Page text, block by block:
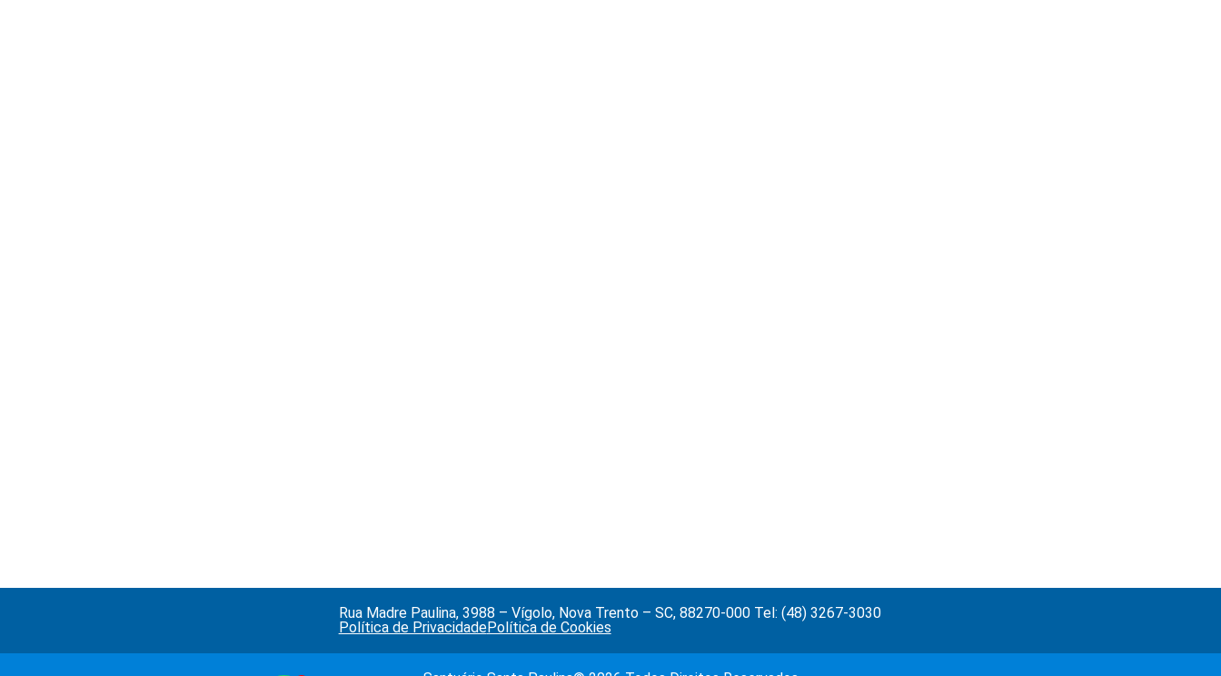
Rua Madre Paulina, 3988 – Vígolo, Nova Trento – SC, 88270-000 Tel: (48) 3267-3030
Política de PrivacidadePolítica de Cookies